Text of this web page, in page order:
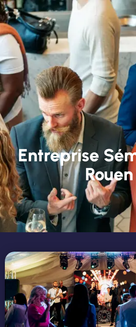
Entreprise
Rouen